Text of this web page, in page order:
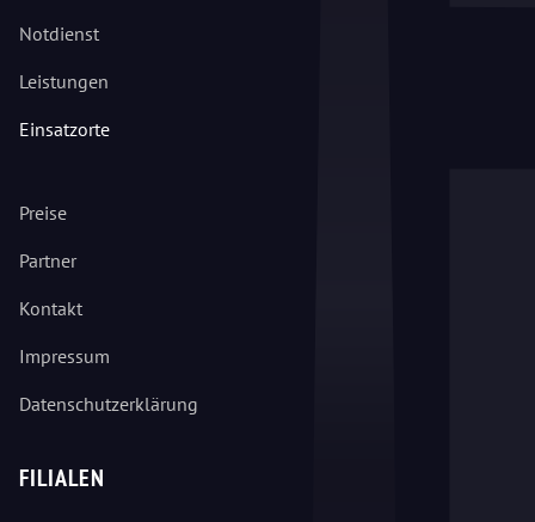
Notdienst
Leistungen
Einsatzorte
Preise
Partner
Kontakt
Impressum
Datenschutzerklärung
FILIALEN